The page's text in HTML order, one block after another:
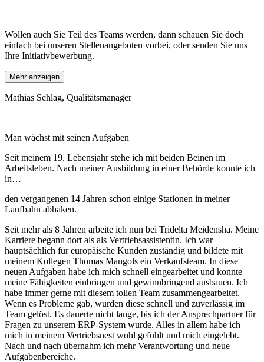
Wollen auch Sie Teil des Teams werden, dann schauen Sie doch
einfach bei unseren Stellenangeboten vorbei, oder senden Sie uns
Ihre Initiativbewerbung.
Mehr anzeigen
Mathias Schlag, Qualitätsmanager
Man wächst mit seinen Aufgaben
Seit meinem 19. Lebensjahr stehe ich mit beiden Beinen im
Arbeitsleben. Nach meiner Ausbildung in einer Behörde konnte ich
in…
den vergangenen 14 Jahren schon einige Stationen in meiner
Laufbahn abhaken.
Seit mehr als 8 Jahren arbeite ich nun bei Tridelta Meidensha. Meine
Karriere begann dort als als Vertriebsassistentin. Ich war
hauptsächlich für europäische Kunden zuständig und bildete mit
meinem Kollegen Thomas Mangols ein Verkaufsteam. In diese
neuen Aufgaben habe ich mich schnell eingearbeitet und konnte
meine Fähigkeiten einbringen und gewinnbringend ausbauen. Ich
habe immer gerne mit diesem tollen Team zusammengearbeitet.
Wenn es Probleme gab, wurden diese schnell und zuverlässig im
Team gelöst. Es dauerte nicht lange, bis ich der Ansprechpartner für
Fragen zu unserem ERP-System wurde. Alles in allem habe ich
mich in meinem Vertriebsnest wohl gefühlt und mich eingelebt.
Nach und nach übernahm ich mehr Verantwortung und neue
Aufgabenbereiche.